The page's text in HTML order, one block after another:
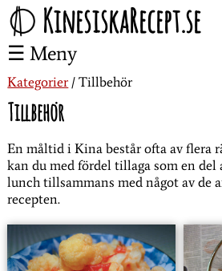
KinesiskaRecept.se
Meny
Kategorier Tillbehör
Tillbehör
En måltid i Kina består ofta av flera
kan du med fördel tillaga som en del
lunch tillsammans med något av de
recepten.